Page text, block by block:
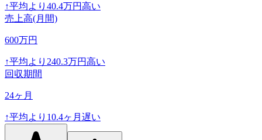
↑平均より 40.4万円高い
売上高(月間)
600万円
↑平均より 240.3万円高い
回収期間
24ヶ月
↑平均より 10.4ヶ月遅い